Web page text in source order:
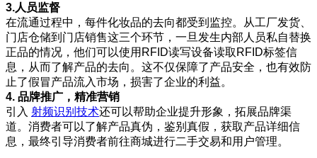
3.人员监督
在流通过程中，每件化妆品的去向都受到监控。从工厂发货、
门店仓储到门店销售这三个环节，一旦发生内部人员私自替换
正品的情况，他们可以使用RFID读写设备读取RFID标签信
息，从而了解产品的去向。这不仅保障了产品安全，也有效防
止了假冒产品流入市场，损害了企业的利益。
4. 品牌推广，精准营销
引入 射频识别技术还可以帮助企业提升形象，拓展品牌渠
道。消费者可以了解产品真伪，鉴别真假，获取产品详细信
息，最终引导消费者前往商城进行二手交易和用户管理。